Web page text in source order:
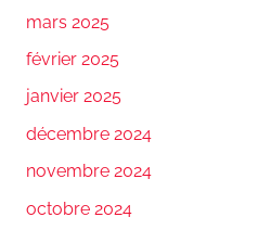
mars 2025
février 2025
janvier 2025
décembre 2024
novembre 2024
octobre 2024